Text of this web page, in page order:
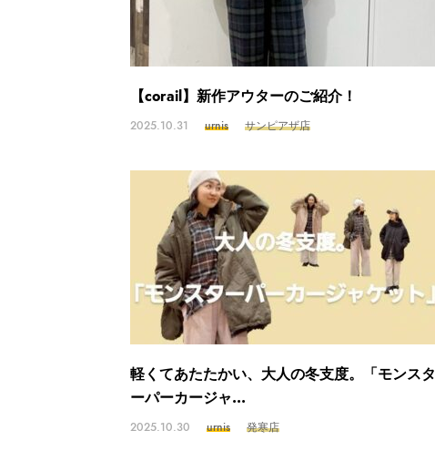
【corail】新作アウターのご紹介！
2025.10.31 urnis サンピアザ店
軽くてあたたかい、大人の冬支度。「モンスタ
ーパーカージャ...
2025.10.30 urnis 発寒店